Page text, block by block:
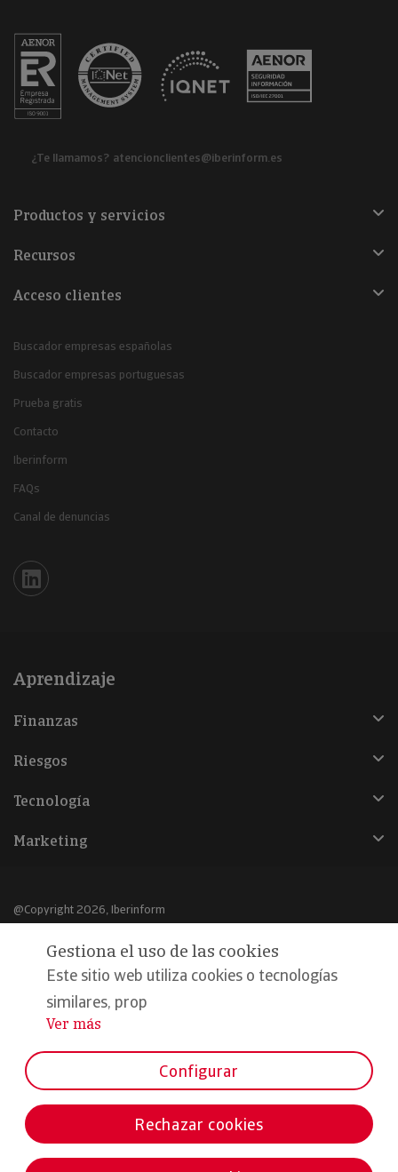
¿Te llamamos? atencionclientes@iberinform.es
Productos y servicios
Recursos
Acceso clientes
Buscador empresas españolas
Buscador empresas portuguesas
Prueba gratis
Contacto
Iberinform
FAQs
Canal de denuncias
Iberinform en Linkedin
Aprendizaje
Finanzas
Riesgos
Tecnología
Marketing
@Copyright 2026, Iberinform
Aviso legal
Política de cookies
Declaración de privacidad
Formamos parte de:
Gestiona el uso de las cookies
Este sitio web utiliza cookies o tecnologías
similares, prop
...
Ver más
Configurar
Rechazar cookies